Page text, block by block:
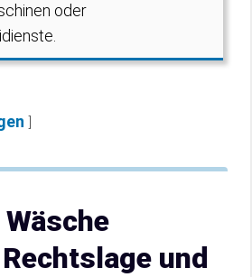
oder
und